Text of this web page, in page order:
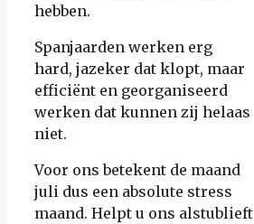
hebben.
Spanjaarden werken erg
hard, jazeker dat klopt, maar
efficiënt en georganiseerd
werken dat kunnen zij helaas
niet.
Voor ons betekent de maand
juli dus een absolute stress
maand. Helpt u ons alstublieft